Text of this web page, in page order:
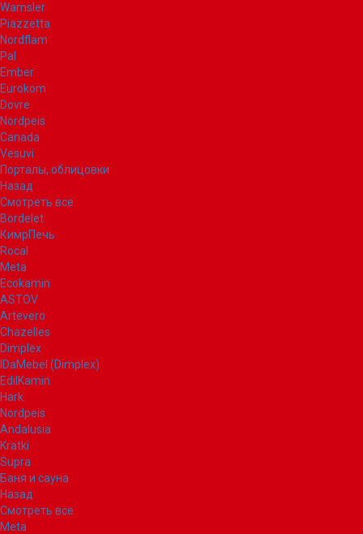
Wamsler
Piazzetta
Nordflam
Pal
Ember
Eurokom
Dovre
Nordpeis
Canada
Vesuvi
Порталы, облицовки
Назад
Смотреть все
Bordelet
КимрПечь
Rocal
Meta
Ecokamin
ASTOV
Artevero
Chazelles
Dimplex
IDaMebel (Dimplex)
EdilKamin
Hark
Nordpeis
Andalusia
Kratki
Supra
Баня и сауна
Назад
Смотреть все
Meta